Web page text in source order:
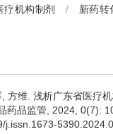
疗机构制剂 / 新药转
方维. 浅析广东省医疗
药品监管, 2024, 0(7):
j.issn.1673-